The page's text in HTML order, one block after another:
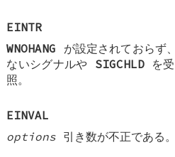
EINTR
WNOHANG が設定されておら
ないシグナルや SIGCHLDを受
照。
EINVAL
options 引き数が不正である。